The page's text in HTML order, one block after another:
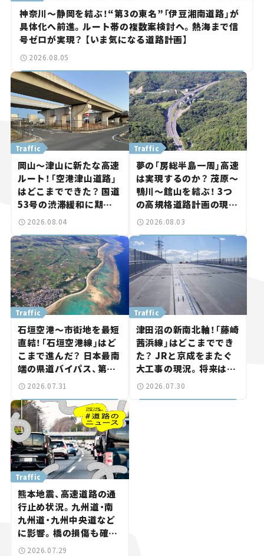
神奈川～静岡を結ぶ！“第3の東名”「伊豆湘南道路」が
具体化へ前進。ルート帯の複数案検討へ。熱海まで信
号ゼロが実現？ 【いま気になる道路計画】
2026.08.05
Traffic
岡山～津山に新たな高速
ルート！「空港津山道路」
はどこまでできた？ 国道
53号の渋滞緩和に期待。
岡山市側でも動きが【い
2026.08.04
Traffic
夢の「房総半島一周」高速
は実現するのか？ 茂原～
鴨川～館山を結ぶ！ 3つ
の高規格道路計画の現
状。「館山鴨川道路」で検
路計画】
2026.08.03
Traffic
石垣空港～市街地を最短
直結！「石垣空港線」はど
こまで進んだ？ 日本最南
端の県道バイパス、第2
工区も延伸開通 【いま気
2026.07.31
Traffic
津田沼の新南北軸！「藤崎
茜浜線」はどこまででき
た？ JRと京成をまたぐ
大工事の現況。将来は
「習志野～鎌ケ谷」を最短
2026.07.30
Traffic
熊本地震、高速道路の通
行止め状況。九州道・南
九州道・九州中央道など
に影響。橋の損傷も確認
【道路のニュース】
2026.07.29